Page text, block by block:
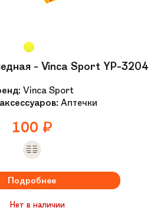
- Vinca Sport YP-3204
Vinca Sport
Аптечки
100 ₽
Подробнее
Нет в наличии